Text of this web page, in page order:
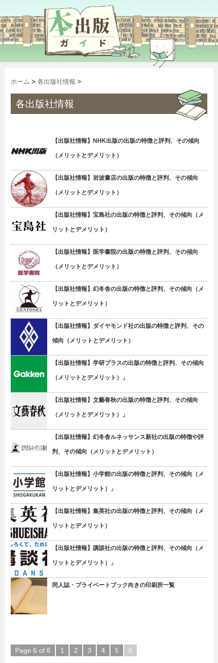
ホーム > 各出版社情報 >
各出版社情報
【出版社情報】NHK出版の出版の特徴と評判、その傾向
（メリットとデメリット）
【出版社情報】岩波書店の出版の特徴と評判、その傾向
（メリットとデメリット）
【出版社情報】宝島社の出版の特徴と評判、その傾向（メ
リットとデメリット）
【出版社情報】医学書院の出版の特徴と評判、その傾向
（メリットとデメリット）
【出版社情報】幻冬舎の出版の特徴と評判、その傾向（メ
リットとデメリット）
【出版社情報】ダイヤモンド社の出版の特徴と評判、その
傾向（メリットとデメリット）
【出版社情報】学研プラスの出版の特徴と評判、その傾向
（メリットとデメリット）」
【出版社情報】文藝春秋の出版の特徴と評判、その傾向
（メリットとデメリット）」
【出版社情報】幻冬舎ルネッサンス新社の出版の特徴や評
判、その傾向（メリットとデメリット）
【出版社情報】小学館の出版の特徴と評判、その傾向（メ
リットとデメリット）」
【出版社情報】集英社の出版の特徴と評判、その傾向（メ
リットとデメリット）
【出版社情報】講談社の出版の特徴と評判、その傾向（メ
リットとデメリット）」
同人誌・プライベートブック向きの印刷所一覧
Page 6 of 6 1 2 3 4 5 6